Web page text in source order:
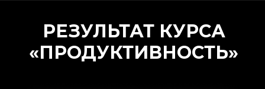
РЕЗУЛЬТАТ КУРСА
«ПРОДУКТИВНОСТЬ»